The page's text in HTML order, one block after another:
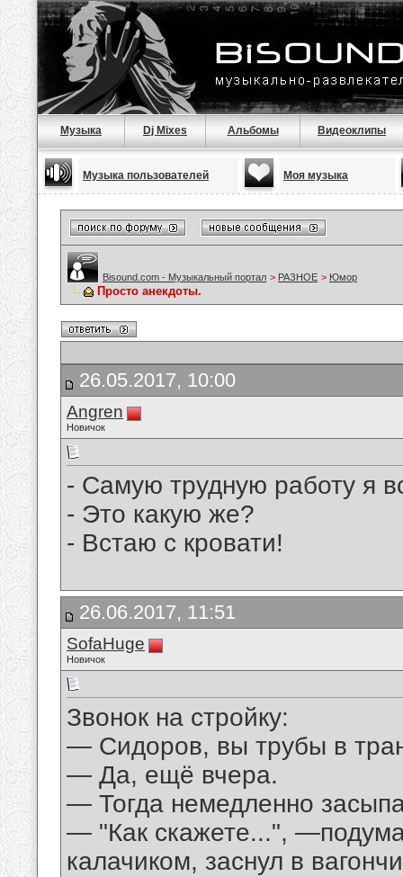
Музыка Dj Mixes Альбомы Видеоклипы
Музыка пользователей Моя музыка
Bisound.com - Музыкальный портал > РАЗНОЕ > Юмор
Просто анекдоты.
26.05.2017, 10:00
Angren
Новичок
- Самую трудную работу я
- Это какую же?
- Встаю с кровати!
26.06.2017, 11:51
SofaHuge
Новичок
Звонок на стройку:
— Сидоров, вы трубы в
— Да, ещё вчера.
— Тогда немедленно
— "Как скажете...",
калачиком, заснул в